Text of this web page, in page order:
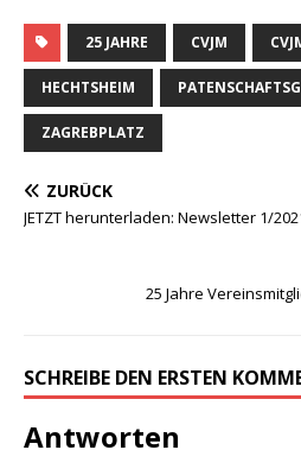
25 JAHRE CVJM
HECHTSHEIM
ZAGREBPLATZ
ZURÜCK
JETZT herunterladen: Newsletter 1/
25 Jahre
SCHREIBE DEN ERSTEN
Antworten